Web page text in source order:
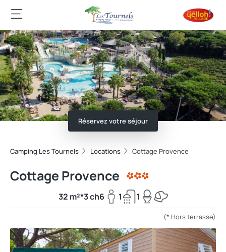
Réservez votre séjour
Camping Les Tournels Locations Cottage Provence
Cottage Provence
32 m²*3 ch6 1 1
(* Hors terrasse)